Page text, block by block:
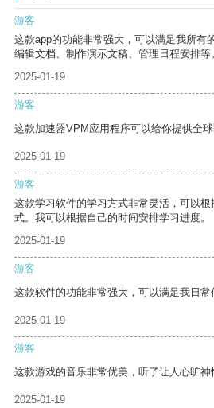
游客
这款app的功能非常强大，可以满足我所有
编辑文档、制作演示文稿、管理日程安排等
2025-01-19
游客
这款加速器VPM应用程序可以给你提供全球
2025-01-19
游客
这款学习软件的学习方式非常灵活，可以
式。我可以根据自己的时间安排学习进度。
2025-01-19
游客
这款软件的功能非常强大，可以满足我日常
2025-01-19
游客
这款游戏的音乐非常优美，听了让人心旷神
2025-01-19